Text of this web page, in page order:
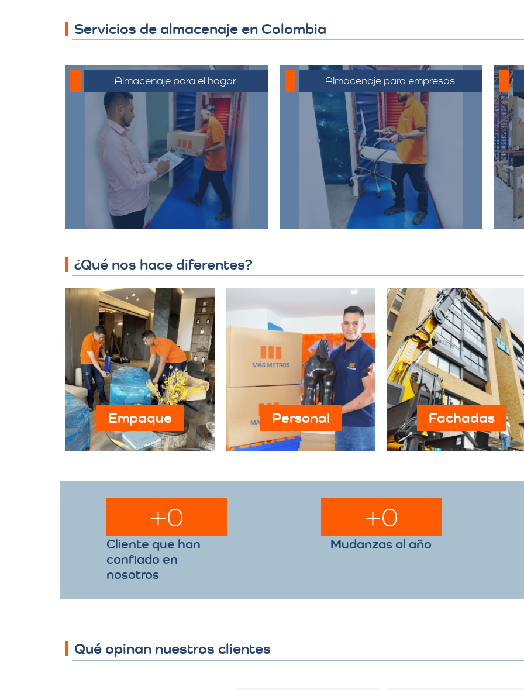
Servicios de almacenaje en Colombia
Almacenaje para el hogar
Ofrecemos servicios de
almacenamiento para muebles,
electrodomésticos, y
pertenencias personales,
asegurando que sus bienes estén
protegidos y accesibles.
Almacenaje para empresas
Soluciones de almacenamiento
empresarial que incluyen espacio
para mobiliario de oficina,
documentos y equipos. Nuestras
bodegas están diseñadas para
satisfacer las necesidades de su
negocio, proporcionando un
entorno seguro y eficiente.
¿Qué nos hace diferentes?
Empaque Personal Fachadas
Cliente que han
confiado en
nosotros
+0
Mudanzas al año
+0
Qué opinan nuestros clientes